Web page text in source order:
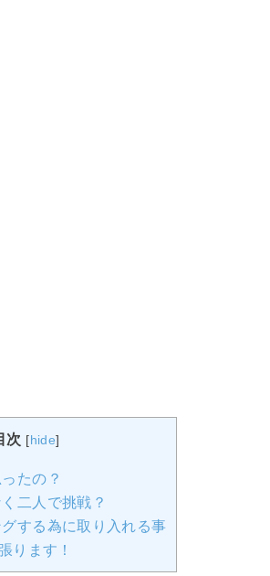
次 [hide]
たの？
二人で挑戦？
する為に取り入れる事
ります！